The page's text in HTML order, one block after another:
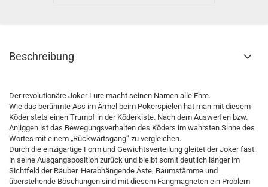
Beschreibung
Der revolutionäre Joker Lure macht seinen Namen alle Ehre.
Wie das berühmte Ass im Ärmel beim Pokerspielen hat man mit diesem
Köder stets einen Trumpf in der Köderkiste. Nach dem Auswerfen bzw.
Anjiggen ist das Bewegungsverhalten des Köders im wahrsten Sinne des
Wortes mit einem „Rückwärtsgang“ zu vergleichen.
Durch die einzigartige Form und Gewichtsverteilung gleitet der Joker fast
in seine Ausgangsposition zurück und bleibt somit deutlich länger im
Sichtfeld der Räuber. Herabhängende Äste, Baumstämme und
überstehende Böschungen sind mit diesem Fangmagneten ein Problem